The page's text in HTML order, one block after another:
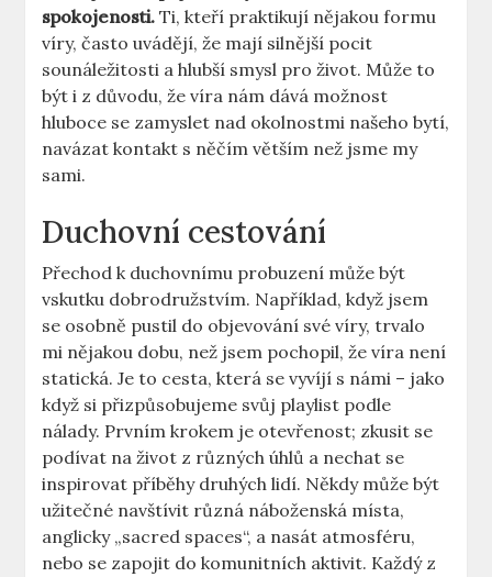
spokojenosti. Ti, kteří praktikují nějakou formu
víry, často uvádějí, že mají silnější pocit
sounáležitosti a hlubší smysl pro život. Může to
být i z důvodu, že víra nám dává možnost
hluboce se zamyslet nad okolnostmi našeho bytí,
navázat kontakt s něčím větším než jsme my
sami.
Duchovní cestování
Přechod k duchovnímu probuzení může být
vskutku dobrodružstvím. Například, když jsem
se osobně pustil do objevování své víry, trvalo
mi nějakou dobu, než jsem pochopil, že víra není
statická. Je to cesta, která se vyvíjí s námi – jako
když si přizpůsobujeme svůj playlist podle
nálady. Prvním krokem je otevřenost; zkusit se
podívat na život z různých úhlů a nechat se
inspirovat příběhy druhých lidí. Někdy může být
užitečné navštívit různá náboženská místa,
anglicky „sacred spaces“, a nasát atmosféru,
nebo se zapojit do komunitních aktivit. Každý z